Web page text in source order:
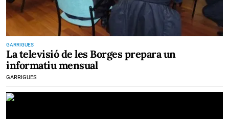
GARRIGUES
La televisió de les Borges prepara un
informatiu mensual
GARRIGUES